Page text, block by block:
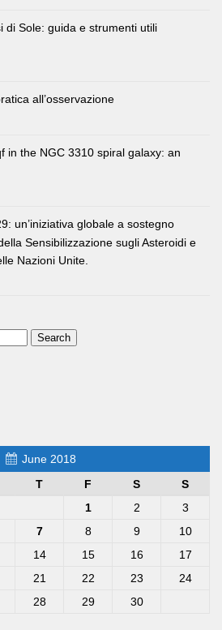
di Sole: guida e strumenti utili
all’osservazione
in the NGC 3310 spiral galaxy: an
un’iniziativa globale a sostegno
Sensibilizzazione sugli Asteroidi e
Nazioni Unite.
June 2018
T F S
S
1
2
3
7 8 9
10
14 15 16
17
21 22 23
24
28 29
30